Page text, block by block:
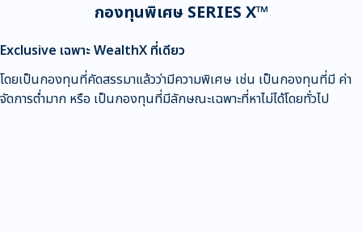
กองทุนพิเศษ SERIES X™
Exclusive เฉพาะ WealthX ที่เดียว
โดยเป็นกองทุนที่คัดสรรมาแล้วว่ามีความพิเศษ เช่น เป็นกองทุนที่มี ค่า
จัดการต่ำมาก หรือ เป็นกองทุนที่มีลักษณะเฉพาะที่หาไม่ได้โดยทั่วไป